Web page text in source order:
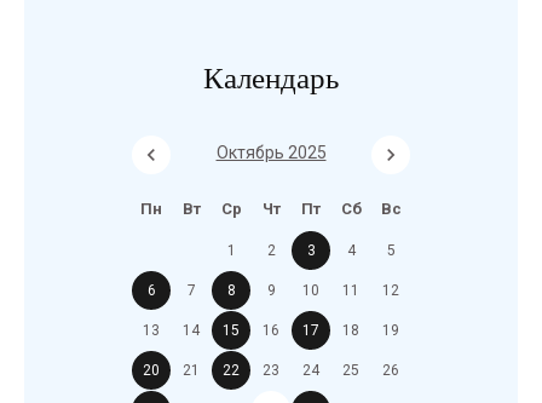
Календарь
Октябрь 2025
Пн Вт Ср Чт Пт Сб Вс
1 2 3 4 5
6 7 8 9 10 11 12
13 14 15 16 17 18 19
20 21 22 23 24 25 26